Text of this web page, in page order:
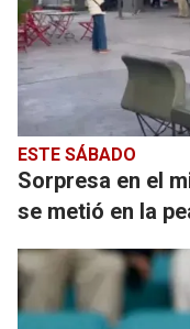
ESTE SÁBADO
Sorpresa en el
se metió en la